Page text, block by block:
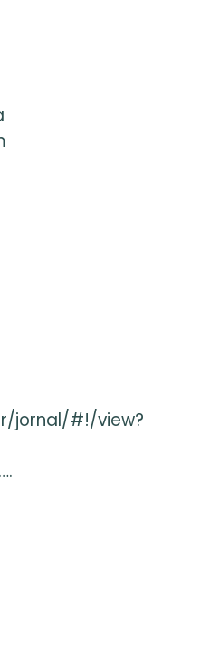
jornal/#!/view?